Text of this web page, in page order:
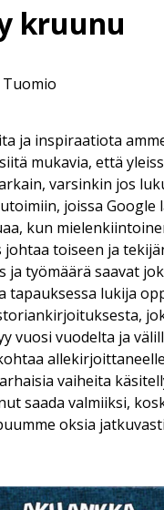
kruunu
ja inspiraatiota
mukavia, että
varsinkin jos
joissa Google
kun
toiseen ja
ja työmäärä saavat
tapauksessa lukija
vuosi vuodelta ja
vaiheita
saada valmiiksi,
oksia